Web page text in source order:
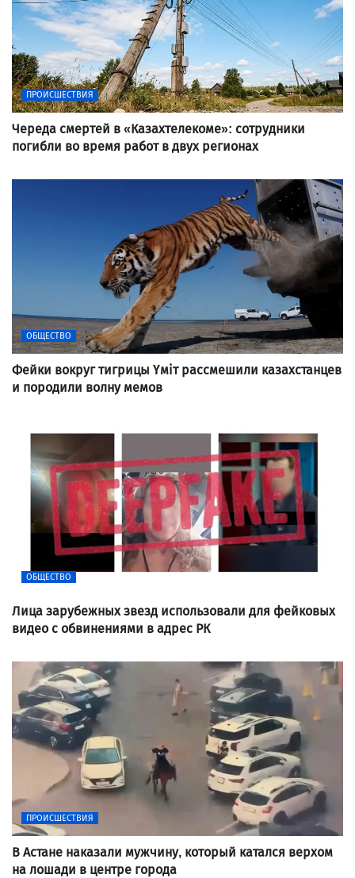
ПРОИСШЕСТВИЯ
Череда смертей в «Казахтелекоме»: сотрудники
погибли во время работ в двух регионах
ОБЩЕСТВО
Фейки вокруг тигрицы Үміт рассмешили казахстанцев
и породили волну мемов
ОБЩЕСТВО
Лица зарубежных звезд использовали для фейковых
видео с обвинениями в адрес РК
ПРОИСШЕСТВИЯ
В Астане наказали мужчину, который катался верхом
на лошади в центре города